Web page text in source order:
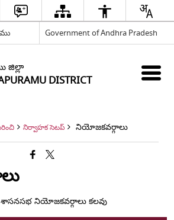
Government of Andhra Pradesh
జిల్లా
DISTRICT
నిర్వాహక సెటప్ నియోజకవర్గాలు
నియోజకవర్గాలు కలవు